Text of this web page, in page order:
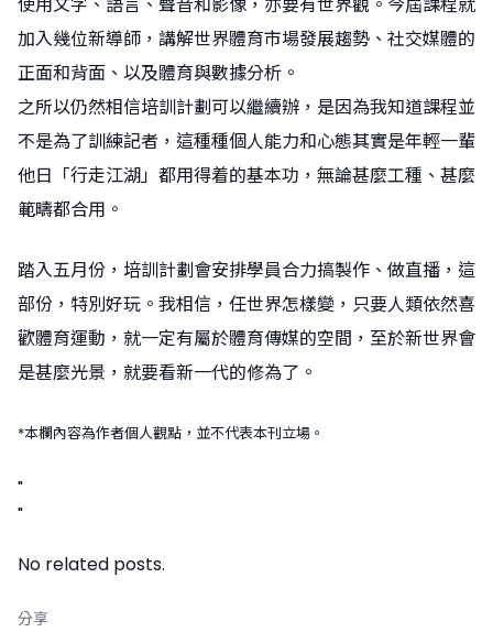
使用文字、語言、聲音和影像，亦要有世界觀。今屆課程就
加入幾位新導師，講解世界體育市場發展趨勢、社交媒體的
正面和背面、以及體育與數據分析。
之所以仍然相信培訓計劃可以繼續辦，是因為我知道課程並
不是為了訓練記者，這種種個人能力和心態其實是年輕一輩
他日「行走江湖」都用得着的基本功，無論甚麼工種、甚麼
範疇都合用。
踏入五月份，培訓計劃會安排學員合力搞製作、做直播，這
部份，特別好玩。我相信，任世界怎樣變，只要人類依然喜
歡體育運動，就一定有屬於體育傳媒的空間，至於新世界會
是甚麼光景，就要看新一代的修為了。
*本欄內容為作者個人觀點，並不代表本刊立場。
"
"
No related posts.
分享